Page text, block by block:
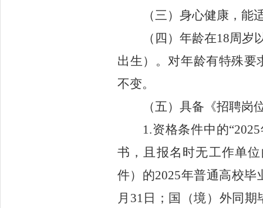
（三） 身心健康 ， 能
（ 四 ） 年龄在18周岁
出生 ） 。对年龄有特殊要
不变。
（五） 具备 《招聘岗
1.资格条件中的“2025
书，且 报名时无工作单
件） 的2025年普通高校毕
月 31日； 国 （境） 外同期